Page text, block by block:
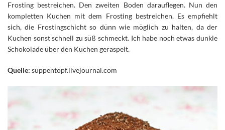
Frosting bestreichen. Den zweiten Boden darauflegen. Nun den
kompletten Kuchen mit dem Frosting bestreichen. Es empfiehlt
sich, die Frostingschicht so dünn wie möglich zu halten, da der
Kuchen sonst schnell zu süß schmeckt. Ich habe noch etwas dunkle
Schokolade über den Kuchen geraspelt.
Quelle: suppentopf.livejournal.com